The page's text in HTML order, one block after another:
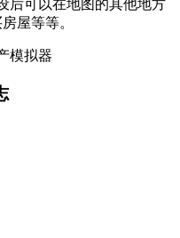
后可以在地图的其他地方
屋等等。